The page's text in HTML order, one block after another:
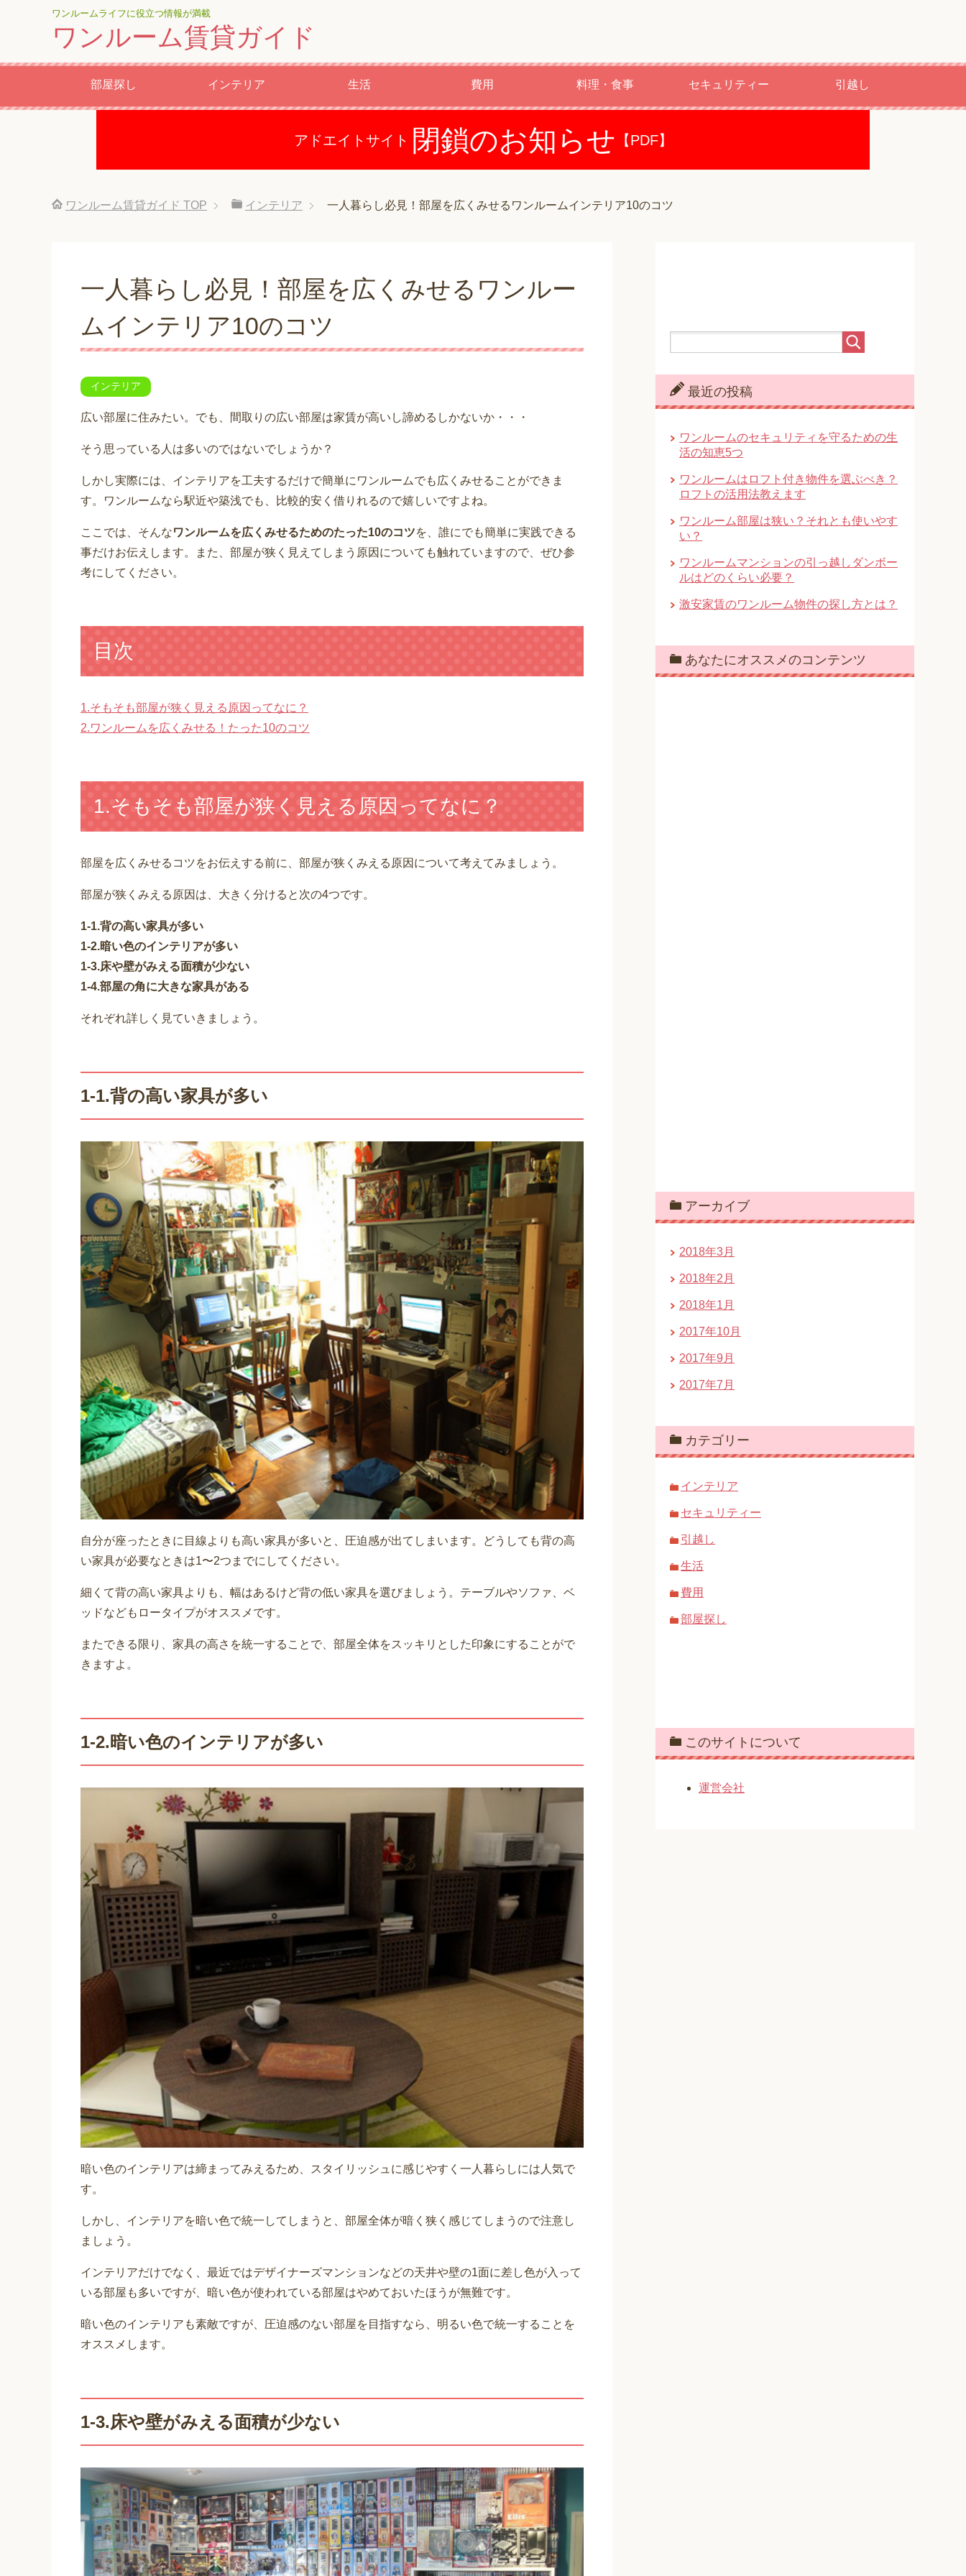
ワンルームライフに役立つ情報が満載
ワンルーム賃貸ガイド
部屋探し インテリア 生活 費用 料理・食事 セキュリティー 引越し
アドエイトサイト 閉鎖のお知らせ 【PDF】
ワンルーム賃貸ガイド TOP インテリア 一人暮らし必見！部屋を広くみせるワンルームインテリア10のコツ
一人暮らし必見！部屋を広くみせるワンルー
ムインテリア10のコツ
インテリア
広い部屋に住みたい。でも、間取りの広い部屋は家賃が高いし諦めるしかないか・・・
そう思っている人は多いのではないでしょうか？
しかし実際には、インテリアを工夫するだけで簡単にワンルームでも広くみせることができま
す。ワンルームなら駅近や築浅でも、比較的安く借りれるので嬉しいですよね。
ここでは、そんなワンルームを広くみせるためのたった10のコツを、誰にでも簡単に実践できる
事だけお伝えします。また、部屋が狭く見えてしまう原因についても触れていますので、ぜひ参
考にしてください。
目次
1.そもそも部屋が狭く見える原因ってなに？
2.ワンルームを広くみせる！たった10のコツ
1.そもそも部屋が狭く見える原因ってなに？
部屋を広くみせるコツをお伝えする前に、部屋が狭くみえる原因について考えてみましょう。
部屋が狭くみえる原因は、大きく分けると次の4つです。
1-1.背の高い家具が多い
1-2.暗い色のインテリアが多い
1-3.床や壁がみえる面積が少ない
1-4.部屋の角に大きな家具がある
それぞれ詳しく見ていきましょう。
1-1.背の高い家具が多い
自分が座ったときに目線よりも高い家具が多いと、圧迫感が出てしまいます。どうしても背の高
い家具が必要なときは1〜2つまでにしてください。
細くて背の高い家具よりも、幅はあるけど背の低い家具を選びましょう。テーブルやソファ、ベ
ッドなどもロータイプがオススメです。
またできる限り、家具の高さを統一することで、部屋全体をスッキリとした印象にすることがで
きますよ。
1-2.暗い色のインテリアが多い
暗い色のインテリアは締まってみえるため、スタイリッシュに感じやすく一人暮らしには人気で
す。
しかし、インテリアを暗い色で統一してしまうと、部屋全体が暗く狭く感じてしまうので注意し
ましょう。
インテリアだけでなく、最近ではデザイナーズマンションなどの天井や壁の1面に差し色が入って
いる部屋も多いですが、暗い色が使われている部屋はやめておいたほうが無難です。
暗い色のインテリアも素敵ですが、圧迫感のない部屋を目指すなら、明るい色で統一することを
オススメします。
1-3.床や壁がみえる面積が少ない
最近の投稿
ワンルームのセキュリティを守るための生
活の知恵5つ
ワンルームはロフト付き物件を選ぶべき？
ロフトの活用法教えます
ワンルーム部屋は狭い？それとも使いやす
い？
ワンルームマンションの引っ越しダンボー
ルはどのくらい必要？
激安家賃のワンルーム物件の探し方とは？
あなたにオススメのコンテンツ
アーカイブ
2018年3月
2018年2月
2018年1月
2017年10月
2017年9月
2017年7月
カテゴリー
インテリア
セキュリティー
引越し
生活
費用
部屋探し
このサイトについて
運営会社